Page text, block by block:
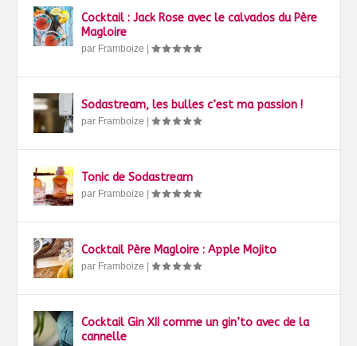
Cocktail : Jack Rose avec le calvados du Père
Magloire
par Framboize |
Sodastream, les bulles c’est ma passion !
par Framboize |
Tonic de Sodastream
par Framboize |
Cocktail Père Magloire : Apple Mojito
par Framboize |
Cocktail Gin XII comme un gin’to avec de la
cannelle